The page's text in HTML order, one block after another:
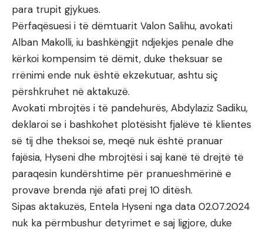
para trupit gjykues.
Përfaqësuesi i të dëmtuarit Valon Salihu, avokati
Alban Makolli, iu bashkëngjit ndjekjes penale dhe
kërkoi kompensim të dëmit, duke theksuar se
rrënimi ende nuk është ekzekutuar, ashtu siç
përshkruhet në aktakuzë.
Avokati mbrojtës i të pandehurës, Abdylaziz Sadiku,
deklaroi se i bashkohet plotësisht fjalëve të klientes
së tij dhe theksoi se, meqë nuk është pranuar
fajësia, Hyseni dhe mbrojtësi i saj kanë të drejtë të
paraqesin kundërshtime për pranueshmërinë e
provave brenda një afati prej 10 ditësh.
Sipas aktakuzës, Entela Hyseni nga data 02.07.2024
nuk ka përmbushur detyrimet e saj ligjore, duke